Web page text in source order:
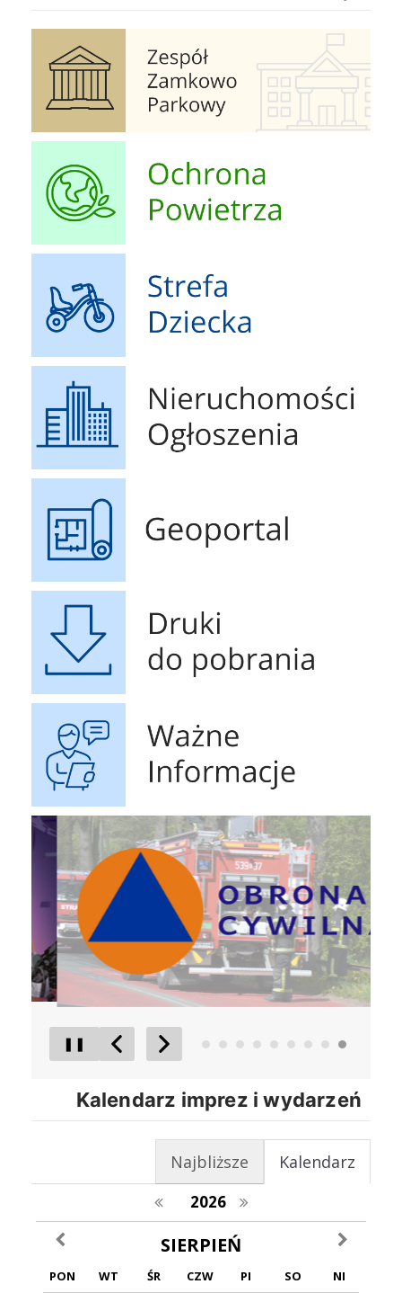
❚❚
Obrona Cywilna
Poprzedni Element
Następny Element
Kalendarz imprez i wydarzeń
Kalendarz
Najbliższe
poprzedni rok
2026 następny rok
poprzedni miesiącSIERPIEŃ następny
PON WT ŚR CZW PI SO NI